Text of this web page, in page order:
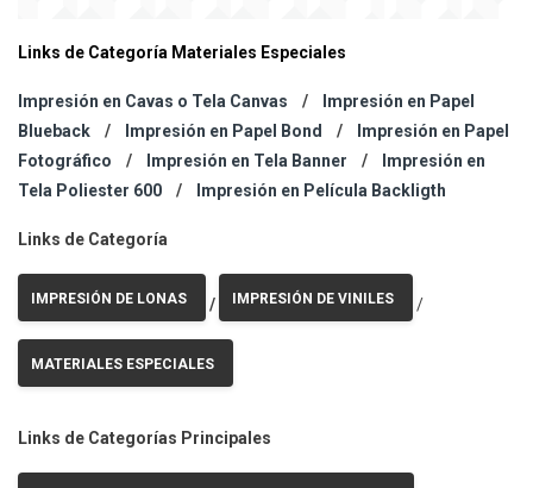
Links de Categoría Materiales Especiales
Impresión en Cavas o Tela Canvas /
Impresión en Papel
Blueback / Impresión en Papel Bond /
Impresión en Papel
Fotográfico / Impresión en Tela Banner /
Impresión en
Tela Poliester 600 / Impresión en Película Backligth
Links de Categoría
IMPRESIÓN DE LONAS / IMPRESIÓN DE VINILES /
MATERIALES ESPECIALES
Links de Categorías Principales